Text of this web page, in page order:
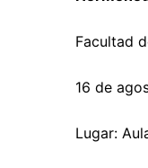
Facultad
16 de
Lugar: